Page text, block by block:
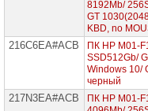
8192Mb/
GT
KBD, no
216C6EA#ACB
ПК HP M01-
SSD512Gb/
Windows 10/
черный
217N3EA#ACB
ПК HP M01-